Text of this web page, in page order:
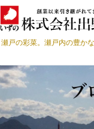
瀬戸の彩菜。瀬戸内の豊か